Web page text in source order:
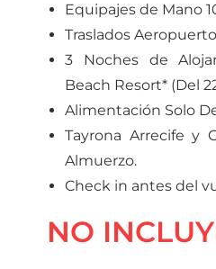
Equipajes de Mano
Traslados
3 Noches de
Beach Resort* (Del
Alimentación Solo
Tayrona Arrecife y
Almuerzo.
Check in antes del
NO